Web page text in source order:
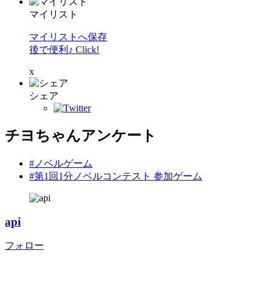
マイリスト
マイリストへ保存
後で便利♪ Click!
x
シェア
チヨちゃんアンケート
#ノベルゲーム
#第1回1分ノベルコンテスト 参加ゲーム
api
フォロー